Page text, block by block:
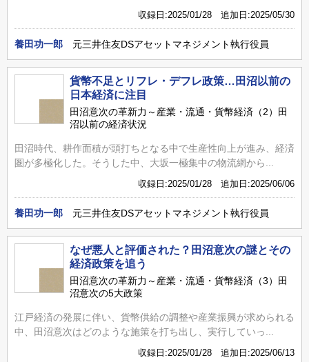
収録日:2025/01/28 追加日:2025/05/30
養田功一郎 元三井住友DSアセットマネジメント執行役員
貨幣不足とリフレ・デフレ政策…田沼以前の
日本経済に注目
田沼意次の革新力～産業・流通・貨幣経済（2）田
沼以前の経済状況
田沼時代、耕作面積が頭打ちとなる中で生産性向上が進み、経済
圏が多極化した。そうした中、大坂一極集中の物流網から...
収録日:2025/01/28 追加日:2025/06/06
養田功一郎 元三井住友DSアセットマネジメント執行役員
なぜ悪人と評価された？田沼意次の謎とその
経済政策を追う
田沼意次の革新力～産業・流通・貨幣経済（3）田
沼意次の5大政策
江戸経済の発展に伴い、貨幣供給の調整や産業振興が求められる
中、田沼意次はどのような施策を打ち出し、実行していっ...
収録日:2025/01/28 追加日:2025/06/13